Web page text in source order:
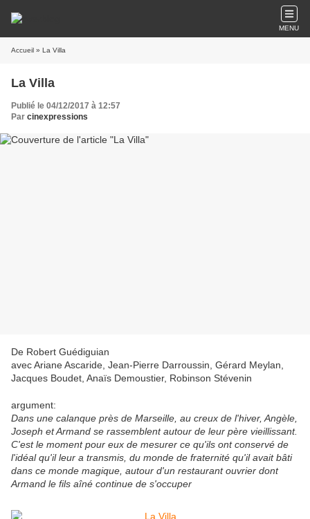
MENU
Accueil » La Villa
La Villa
Publié le 04/12/2017 à 12:57
Par cinexpressions
De Robert Guédiguian
avec Ariane Ascaride, Jean-Pierre Darroussin, Gérard Meylan,
Jacques Boudet, Anaïs Demoustier, Robinson Stévenin
argument:
Dans une calanque près de Marseille, au creux de l'hiver, Angèle,
Joseph et Armand se rassemblent autour de leur père vieillissant.
C'est le moment pour eux de mesurer ce qu'ils ont conservé de
l'idéal qu'il leur a transmis, du monde de fraternité qu'il avait bâti
dans ce monde magique, autour d'un restaurant ouvrier dont
Armand le fils aîné continue de s'occuper